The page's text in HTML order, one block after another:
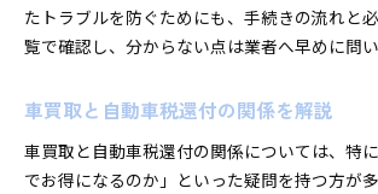
たトラブルを防ぐためにも、手続きの流れと
覧で確認し、分からない点は業者へ早めに問い
車買取と自動車税還付の関係を解説
車買取と自動車税還付の関係については、特
でお得になるのか」といった疑問を持つ方が